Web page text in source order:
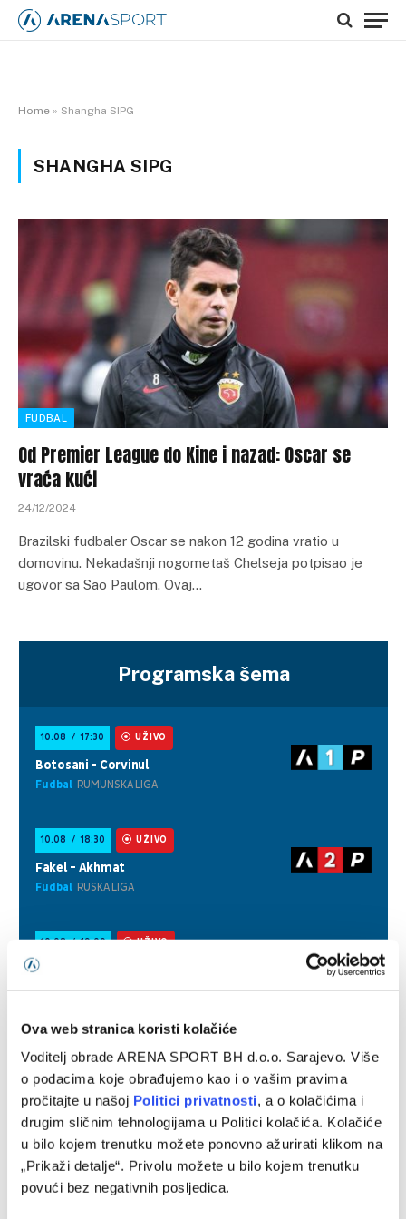
Ova web stranica koristi kolačiće
Voditelj obrade ARENA SPORT BH d.o.o. Sarajevo. Više
o podacima koje obrađujemo kao i o vašim pravima
pročitajte u našoj Politici privatnosti, a o kolačićima i
drugim sličnim tehnologijama u Politici kolačića. Kolačiće
u bilo kojem trenutku možete ponovno ažurirati klikom na
„Prikaži detalje“. Privolu možete u bilo kojem trenutku
povući bez negativnih posljedica.
Home » Shangha SIPG
SHANGHA SIPG
FUDBAL
Od Premier League do Kine i nazad: Oscar se
vraća kući
24/12/2024
Brazilski fudbaler Oscar se nakon 12 godina vratio u
domovinu. Nekadašnji nogometaš Chelseja potpisao je
ugovor sa Sao Paulom. Ovaj…
Programska šema